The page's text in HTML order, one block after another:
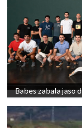
Babes zabala jaso